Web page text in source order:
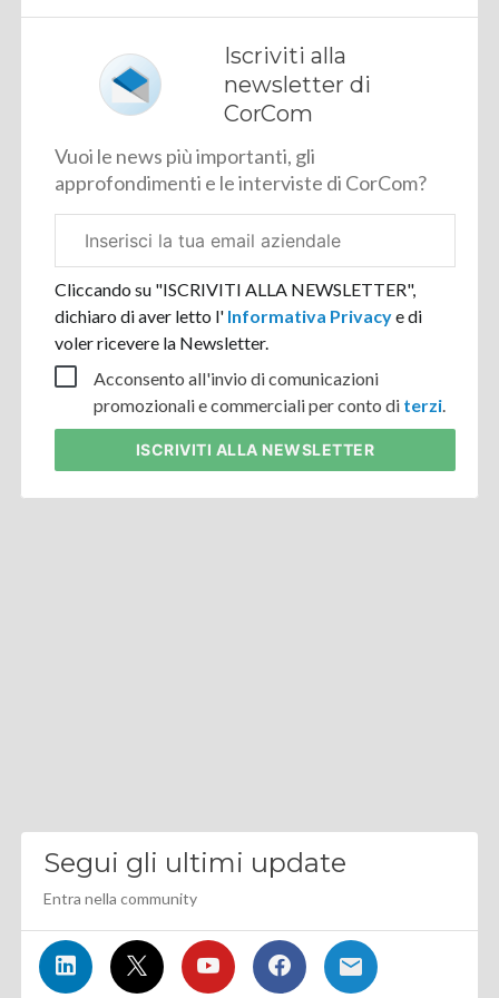
Iscriviti alla
newsletter di
CorCom
Vuoi le news più importanti, gli
approfondimenti e le interviste di CorCom?
aziendale
Cliccando su "ISCRIVITI ALLA NEWSLETTER",
dichiaro di aver letto l' Informativa Privacye di
voler ricevere la Newsletter.
Acconsento all'invio di comunicazioni
promozionali e commerciali per conto di terzi.
ISCRIVITI ALLA NEWSLETTER
Segui gli ultimi update
Entra nella community